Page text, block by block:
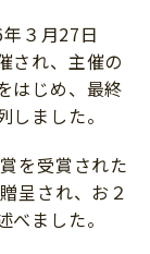
３月27日
され、主催の
はじめ、最終
ました。
を受賞された
呈され、お２
ました。